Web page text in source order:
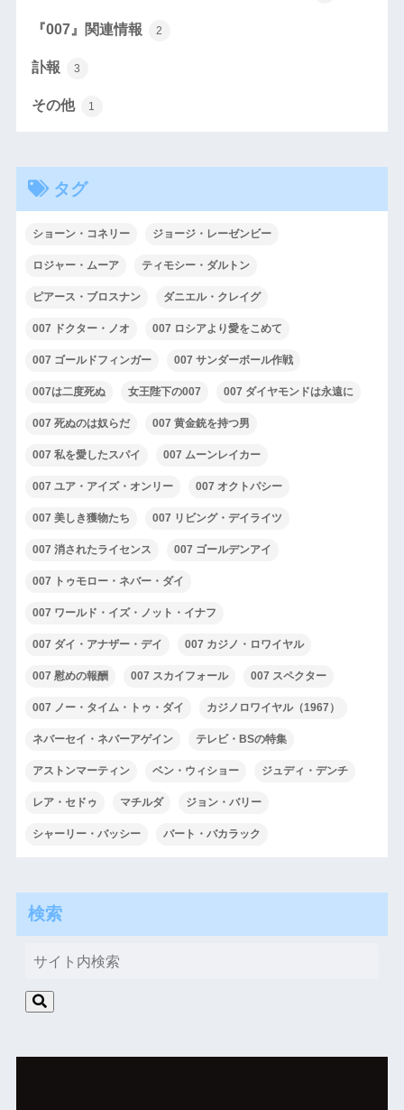
『007』関連情報 2
訃報 3
その他 1
タグ
ショーン・コネリー ジョージ・レーゼンビー
ロジャー・ムーア ティモシー・ダルトン
ピアース・ブロスナン ダニエル・クレイグ
007 ドクター・ノオ 007 ロシアより愛をこめて
007 ゴールドフィンガー 007 サンダーボール作戦
007は二度死ぬ 女王陛下の007 007 ダイヤモンドは永遠に
007 死ぬのは奴らだ 007 黄金銃を持つ男
007 私を愛したスパイ 007 ムーンレイカー
007 ユア・アイズ・オンリー 007 オクトパシー
007 美しき獲物たち 007 リビング・デイライツ
007 消されたライセンス 007 ゴールデンアイ
007 トゥモロー・ネバー・ダイ
007 ワールド・イズ・ノット・イナフ
007 ダイ・アナザー・デイ 007 カジノ・ロワイヤル
007 慰めの報酬 007 スカイフォール 007 スペクター
007 ノー・タイム・トゥ・ダイ カジノロワイヤル（1967）
ネバーセイ・ネバーアゲイン テレビ・BSの特集
アストンマーティン ベン・ウィショー ジュディ・デンチ
レア・セドゥ マチルダ ジョン・バリー
シャーリー・バッシー バート・バカラック
検索